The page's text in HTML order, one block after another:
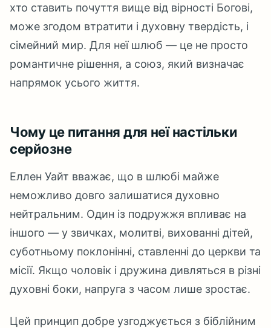
хто ставить почуття вище від вірності Богові,
може згодом втратити і духовну твердість, і
сімейний мир. Для неї шлюб — це не просто
романтичне рішення, а союз, який визначає
напрямок усього життя.
Чому це питання для неї настільки
серйозне
Еллен Уайт вважає, що в шлюбі майже
неможливо довго залишатися духовно
нейтральним. Один із подружжя впливає на
іншого — у звичках, молитві, вихованні дітей,
суботньому поклонінні, ставленні до церкви та
місії. Якщо чоловік і дружина дивляться в різні
духовні боки, напруга з часом лише зростає.
Цей принцип добре узгоджується з біблійним